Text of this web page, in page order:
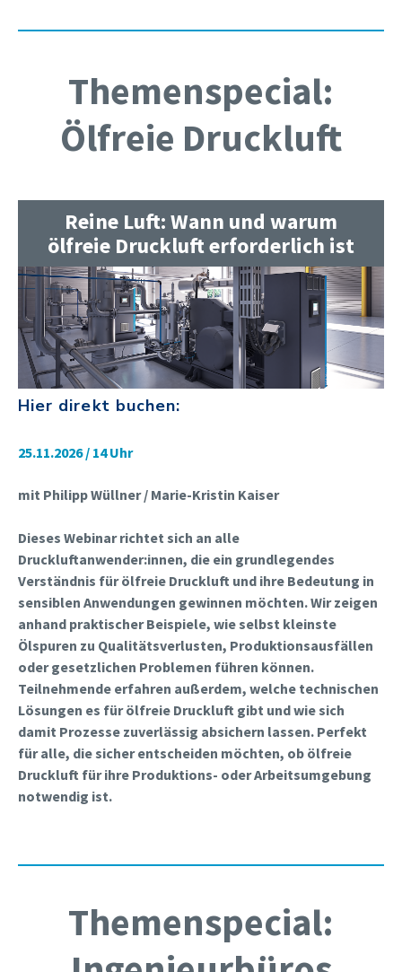
Themenspecial:
Ölfreie Druckluft
Reine Luft: Wann und warum
ölfreie Druckluft erforderlich ist
Hier direkt buchen:
25.11.2026 / 14 Uhr
mit Philipp Wüllner / Marie-Kristin Kaiser
Dieses Webinar richtet sich an alle
Druckluftanwender:innen, die ein grundlegendes
Verständnis für ölfreie Druckluft und ihre Bedeutung in
sensiblen Anwendungen gewinnen möchten. Wir zeigen
anhand praktischer Beispiele, wie selbst kleinste
Ölspuren zu Qualitätsverlusten, Produktionsausfällen
oder gesetzlichen Problemen führen können.
Teilnehmende erfahren außerdem, welche technischen
Lösungen es für ölfreie Druckluft gibt und wie sich
damit Prozesse zuverlässig absichern lassen. Perfekt
für alle, die sicher entscheiden möchten, ob ölfreie
Druckluft für ihre Produktions- oder Arbeitsumgebung
notwendig ist.
Themenspecial: